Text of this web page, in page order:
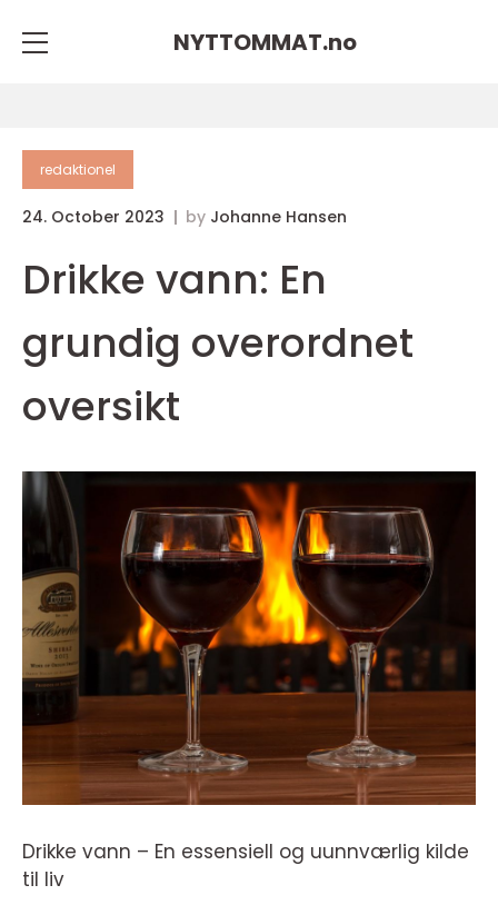
NYTTOMMAT.no
redaktionel
24. October 2023 by Johanne Hansen
Drikke vann: En
grundig overordnet
oversikt
Drikke vann – En essensiell og uunnværlig kilde
til liv